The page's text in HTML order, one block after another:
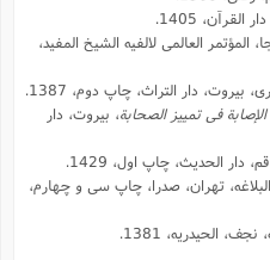
العالمی لالفیه الشیخ المفید،
فی تمییز الصحابة، بیروت، دار
تهران، صدرا، چاپ سی و چهارم،